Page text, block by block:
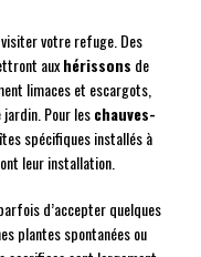
votre refuge. Des
auxhérissons de
limaces et escargots,
Pour leschauves-
spécifiques installés à
leur installation.
d’accepter quelques
plantes spontanées ou